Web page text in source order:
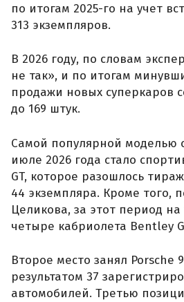
по итогам 2025-го на учет
313 экземпляров.
В 2026 году, по словам
не так», и по итогам
продажи новых суперкаров
до 169 штук.
Самой популярной моделью
июле 2026 года стало
GT, которое разошлось
44 экземпляра. Кроме того,
Целикова, за этот период на
четыре кабриолета Bentley
Второе место занял Porsche
результатом 37
автомобилей. Третью